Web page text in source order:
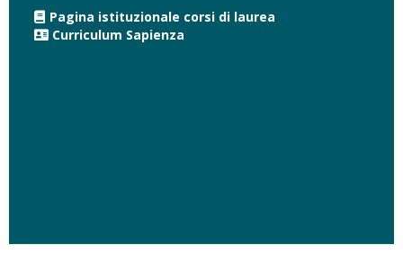
Pagina istituzionale corsi di laurea
Curriculum Sapienza